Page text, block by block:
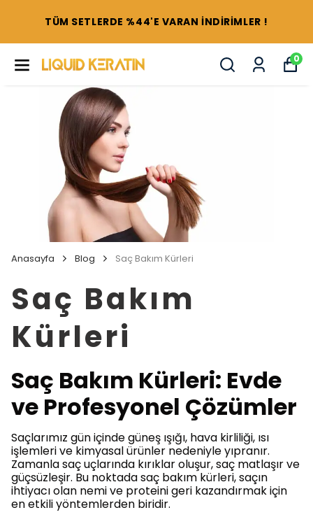
TÜM SETLERDE %44'E VARAN İNDİRİMLER !
0
Anasayfa Blog Saç Bakım Kürleri
Saç Bakım
Kürleri
Saç Bakım Kürleri: Evde
ve Profesyonel Çözümler
Saçlarımız gün içinde güneş ışığı, hava kirliliği, ısı
işlemleri ve kimyasal ürünler nedeniyle yıpranır.
Zamanla saç uçlarında kırıklar oluşur, saç matlaşır ve
güçsüzleşir. Bu noktada saç bakım kürleri, saçın
ihtiyacı olan nemi ve proteini geri kazandırmak için
en etkili yöntemlerden biridir.